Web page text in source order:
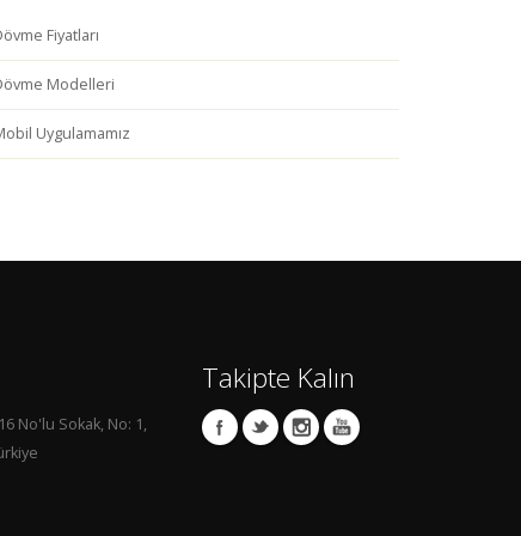
Fiyatları
Modelleri
Uygulamamız
No'lu Sokak, No: 1,
Takipte Kalın